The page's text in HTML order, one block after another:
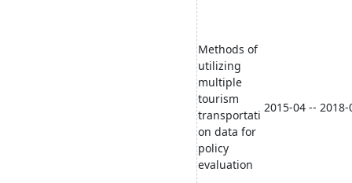
Methods of
utilizing
multiple
tourism
transportati
on data for
policy
evaluation
2015-04 -- 2018-